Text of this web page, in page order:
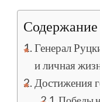
Генерал
и личная
Достижения